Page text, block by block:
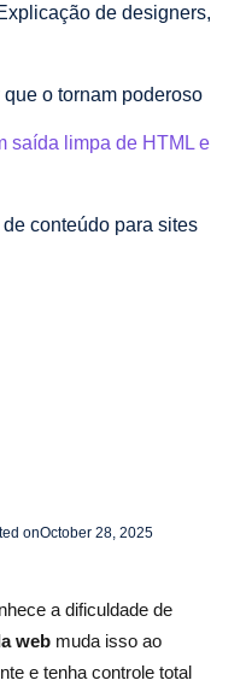
de designers,
o tornam poderoso
saída limpa de HTML e
conteúdo para sites
que impulsionam os
sem plug-
de trabalho: qual
onOctober 28, 2025
a dificuldade de
web muda isso ao
e tenha controle total